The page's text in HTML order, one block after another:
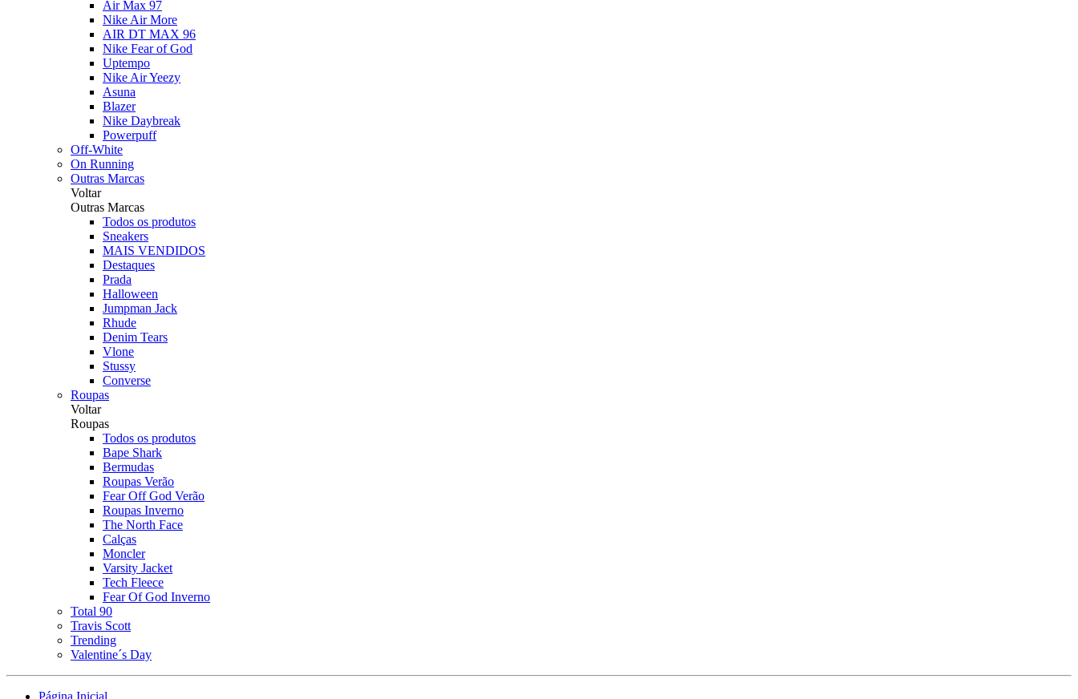
Air Max 97
Nike Air More
AIR DT MAX 96
Nike Fear of God
Uptempo
Nike Air Yeezy
Asuna
Blazer
Nike Daybreak
Powerpuff
Off-White
On Running
Outras Marcas
Voltar
Outras Marcas
Todos os produtos
Sneakers
MAIS VENDIDOS
Destaques
Prada
Halloween
Jumpman Jack
Rhude
Denim Tears
Vlone
Stussy
Converse
Roupas
Voltar
Roupas
Todos os produtos
Bape Shark
Bermudas
Roupas Verão
Fear Off God Verão
Roupas Inverno
The North Face
Calças
Moncler
Varsity Jacket
Tech Fleece
Fear Of God Inverno
Total 90
Travis Scott
Trending
Valentine´s Day
Página Inicial